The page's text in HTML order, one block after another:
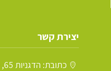
יצירת קשר
כתובת: הדגניות 65, טבעון